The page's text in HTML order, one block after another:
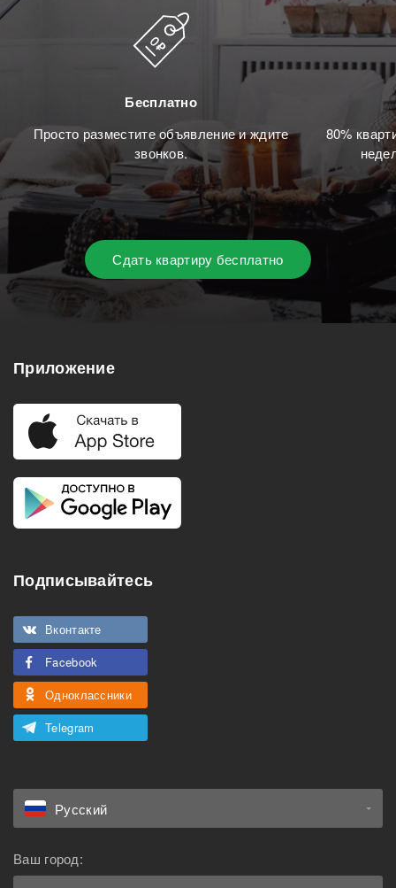
Бесплатно
Просто разместите объявление и ждите
звонков.
80%
Сдать квартиру бесплатно
Приложение
Подписывайтесь
Вконтакте
Facebook
Одноклассники
Telegram
Русский
Ваш город: